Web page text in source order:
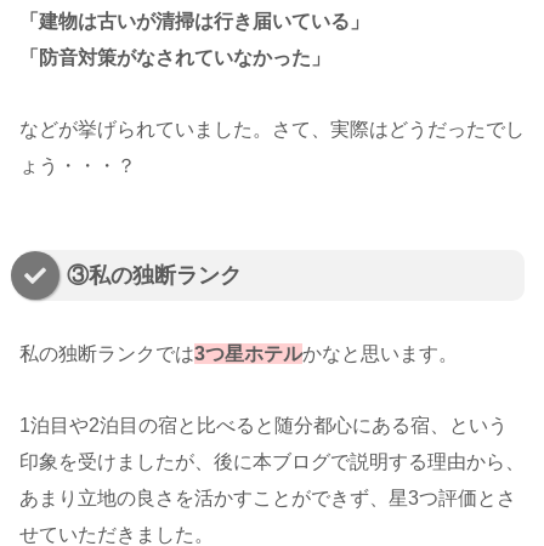
「建物は古いが清掃は行き届いている」
「防音対策がなされていなかった」
などが挙げられていました。さて、実際はどうだったでし
ょう・・・？
③私の独断ランク
私の独断ランクでは3つ星ホテルかなと思います。
1泊目や2泊目の宿と比べると随分都心にある宿、という
印象を受けましたが、後に本ブログで説明する理由から、
あまり立地の良さを活かすことができず、星3つ評価とさ
せていただきました。